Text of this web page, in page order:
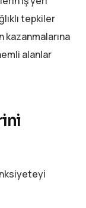
tepkiler
alanlar